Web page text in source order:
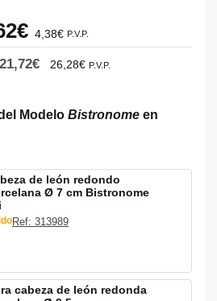
4,38€ P.V.P.
21,72€ 26,28€ P.V.P.
Modelo Bistronome en
de león redondo
Ø 7 cm Bistronome
Ref: 313989
cabeza de león redonda